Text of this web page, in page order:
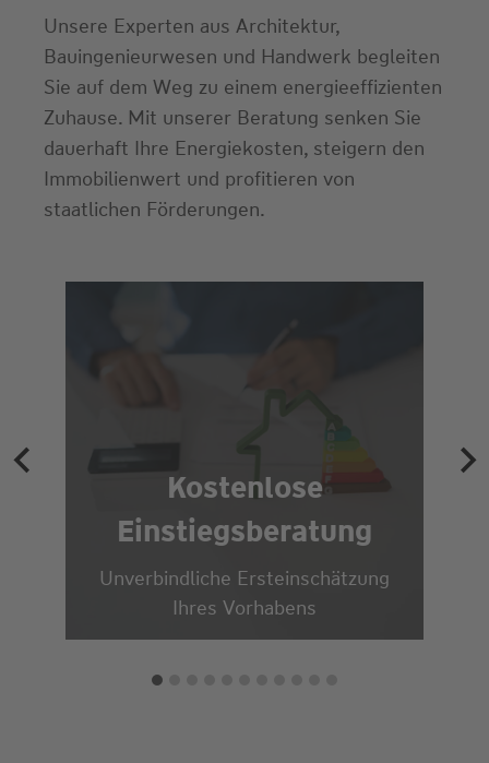
Unsere Experten aus Architektur,
Bauingenieurwesen und Handwerk begleiten
Sie auf dem Weg zu einem energieeffizienten
Zuhause. Mit unserer Beratung senken Sie
dauerhaft Ihre Energiekosten, steigern den
Immobilienwert und profitieren von
staatlichen Förderungen.
Erstberatungs-
Check
Erste Einschätzung vor Ort mit
unserem Energieberater